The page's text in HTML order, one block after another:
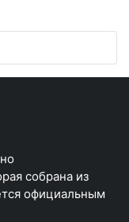
собрана из
официальным